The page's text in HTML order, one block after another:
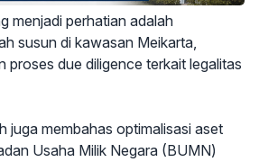
menjadi perhatian adalah
susun di kawasan Meikarta,
proses due diligence terkait legalitas
juga membahas optimalisasi aset
Usaha Milik Negara (BUMN)